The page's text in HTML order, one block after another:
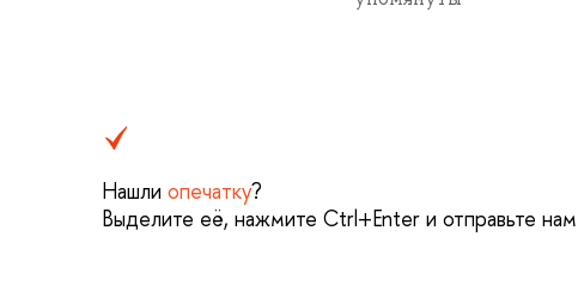
Нашли опечатку?
Выделите её, нажмите Ctrl+Enter и отправьте